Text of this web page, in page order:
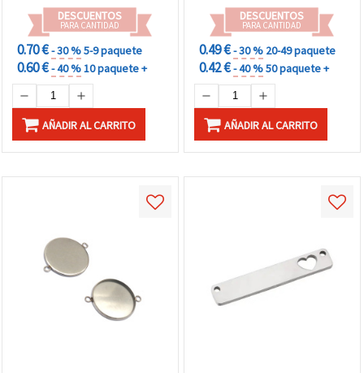
DESCUENTOS
PARA CANTIDAD
0.70 €- 30 %5-9 paquete
0.60 €- 40 %10 paquete +
AÑADIR AL CARRITO
DESCUENTOS
PARA CANTIDAD
0.49 €- 30 % 20-49 paquete
0.42 €- 40 %50 paquete +
AÑADIR AL CARRITO